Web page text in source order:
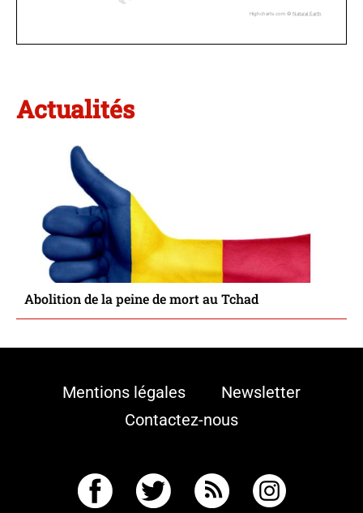
Highcharts.com © Natural Earth
Actualités
Abolition de la peine de mort au Tchad
Mentions légales
Newsletter
Contactez-nous